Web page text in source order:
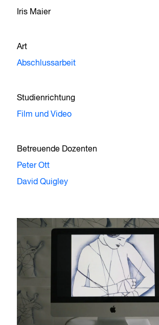
Iris Maier
Art
Abschlussarbeit
Studienrichtung
Film und Video
Betreuende Dozenten
Peter Ott
David Quigley